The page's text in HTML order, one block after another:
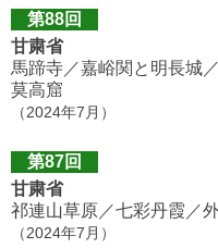
第88回
甘粛省
馬蹄寺／嘉峪関と明長城
莫高窟
（2024年7月）
第87回
甘粛省
祁連山草原／七彩丹霞／
（2024年7月）